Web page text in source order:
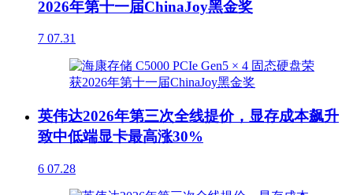
2026年第十一届ChinaJoy黑金奖
7 07.31
英伟达2026年第三次全线提价，显存成本飙升
致中低端显卡最高涨30%
6 07.28